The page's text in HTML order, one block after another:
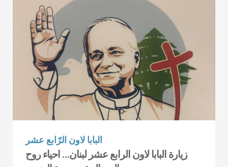
البابا لاون الرّابع عشر
زيارة البابا لاون الرابع عشر لبنان… احياء روح